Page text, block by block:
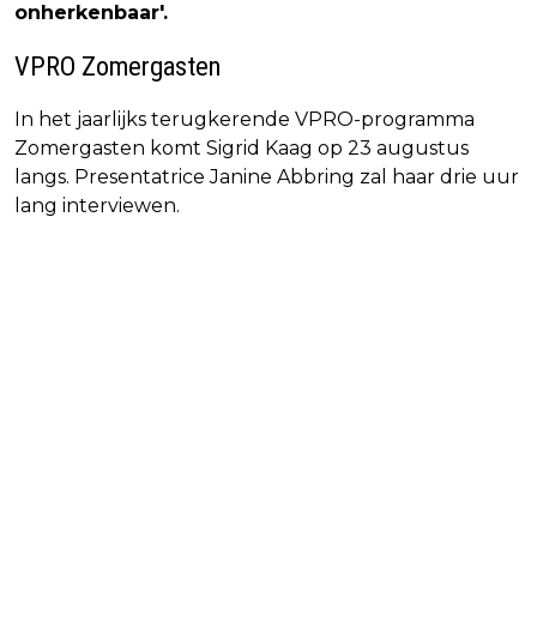
onherkenbaar'.
VPRO Zomergasten
In het jaarlijks terugkerende VPRO-programma
Zomergasten komt Sigrid Kaag op 23 augustus
langs. Presentatrice Janine Abbring zal haar drie uur
lang interviewen.